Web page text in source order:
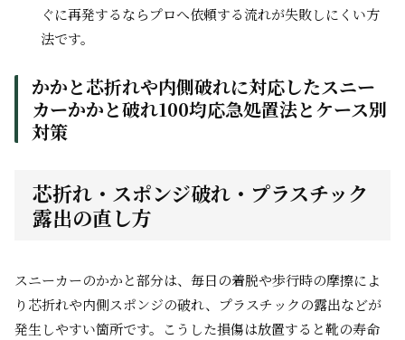
ぐに再発するならプロへ依頼する流れが失敗しにくい方
法です。
かかと芯折れや内側破れに対応したスニー
カーかかと破れ100均応急処置法とケース別
対策
芯折れ・スポンジ破れ・プラスチック
露出の直し方
スニーカーのかかと部分は、毎日の着脱や歩行時の摩擦によ
り芯折れや内側スポンジの破れ、プラスチックの露出などが
発生しやすい箇所です。こうした損傷は放置すると靴の寿命